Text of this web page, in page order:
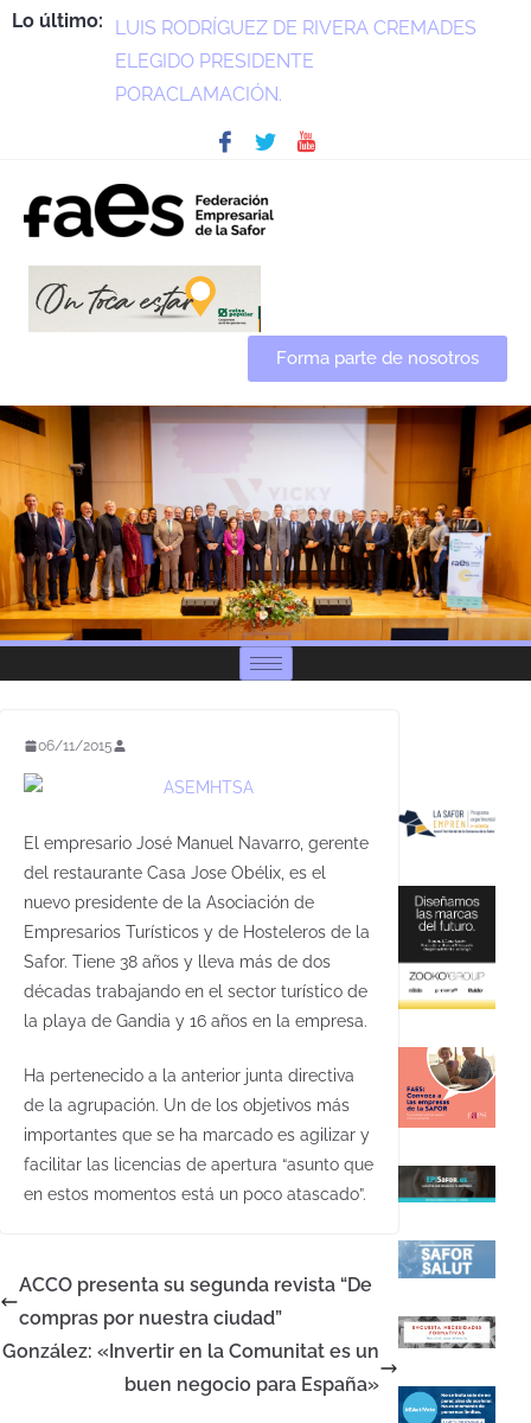
Lo último:
LUIS RODRÍGUEZ DE RIVERA CREMADES
ELEGIDO PRESIDENTE
PORACLAMACIÓN.
Forma parte de nosotros
06/11/2015
El empresario José Manuel Navarro, gerente
del restaurante Casa Jose Obélix, es el
nuevo presidente de la Asociación de
Empresarios Turísticos y de Hosteleros de la
Safor. Tiene 38 años y lleva más de dos
décadas trabajando en el sector turístico de
la playa de Gandia y 16 años en la empresa.
Ha pertenecido a la anterior junta directiva
de la agrupación. Un de los objetivos más
importantes que se ha marcado es agilizar y
facilitar las licencias de apertura “asunto que
en estos momentos está un poco atascado”.
ACCO presenta su segunda revista “De
compras por nuestra ciudad”
González: «Invertir en la Comunitat es un
buen negocio para España»